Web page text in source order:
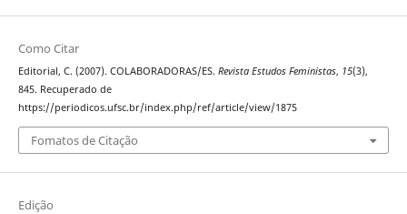
Como Citar
Editorial, C. (2007). COLABORADORAS/ES. Revista Estudos Feministas, 15(3),
845. Recuperado de
https://periodicos.ufsc.br/index.php/ref/article/view/1875
Fomatos de Citação
Edição